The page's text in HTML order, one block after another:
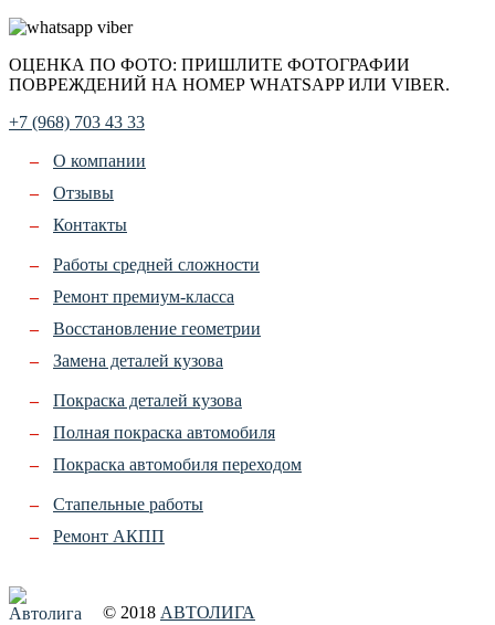
ОЦЕНКА ПО ФОТО: ПРИШЛИТЕ ФОТОГРАФИИ
ПОВРЕЖДЕНИЙ НА НОМЕР WHATSAPP ИЛИ VIBER.
+7 (968) 703 43 33
О компании
Отзывы
Контакты
Работы средней сложности
Ремонт премиум-класса
Восстановление геометрии
Замена деталей кузова
Покраска деталей кузова
Полная покраска автомобиля
Покраска автомобиля переходом
Стапельные работы
Ремонт АКПП
© 2018 АВТОЛИГА